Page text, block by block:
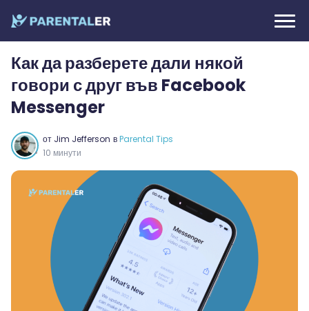
Как да разберете дали някой
говори с друг във Facebook
Messenger
от Jim Jefferson вParental Tips
10 минути